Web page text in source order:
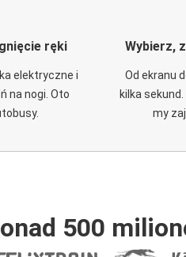
ręki
elektryczne i
na nogi. Oto
Wybierz,
Od ekranu
kilka
my
500